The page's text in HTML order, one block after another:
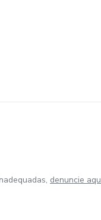
denuncie